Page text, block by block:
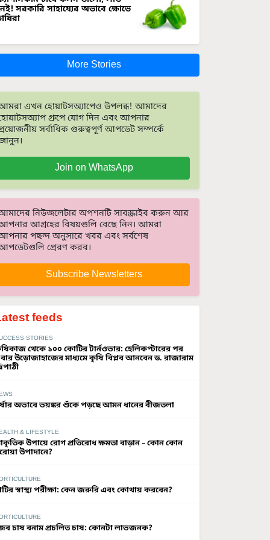
সরকারি সাহায্যের অভাবে ক্ষোভে
More Stories
এখন হোয়াটসঅ্যাপেও উপলব্ধ! আমাদের
গ্রুপে যোগ দিন এবং আপনার
সর্বাধিক গুরুত্বপূর্ণ আপডেট সম্পর্কে
Join on WhatsApp
নিউজলেটার অপশনটি সাবস্ক্রাইব করুন আর
আগ্রহের বিষয়গুলি বেছে নিন। আমরা
পছন্দ অনুসারে খবর এবং সর্বশেষ
প্রেরণ করব।
Subscribe Newsletters
feeds
STORIES
থেকে ১০০ কোটির টার্নওভার: হেলিকপ্টারের পর
উড়োজাহাজের মাধ্যমে কৃষি বিপ্লব আনবেন ড. রাজারাম
অভাবে ভয়ঙ্কর শুঁকে পড়ছে আমন ধানের বীজতলা
& LIFESTYLE
উপায়ে রোগ প্রতিরোধ ক্ষমতা বাড়ান – কোন কোন
উপাদানে?
স্বাস্থ্য পরীক্ষা: কেন জরুরি এবং কোথায় করবেন?
চাষ বনাম প্রচলিত চাষ: কোনটা লাভজনক?